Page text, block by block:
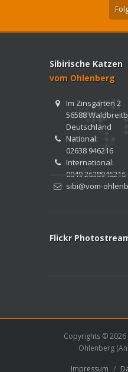
Sibirische Katzen
vom Ohlenberg
Im Zinsgarten 2
56588
Deutschland
National:
02638 946216
International:
0049 2638946216
sibi@vom-
Flickr
Copyrights © 2026
Ohlenberg
Impressum /